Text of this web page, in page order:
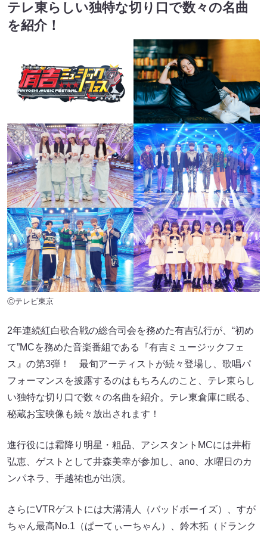
テレ東らしい独特な切り口で数々の名曲
を紹介！
Ⓒテレビ東京
2年連続紅白歌合戦の総合司会を務めた有吉弘行が、“初め
て”MCを務めた音楽番組である『有吉ミュージックフェ
ス』の第3弾！ 最旬アーティストが続々登場し、歌唱パ
フォーマンスを披露するのはもちろんのこと、テレ東らし
い独特な切り口で数々の名曲を紹介。テレ東倉庫に眠る、
秘蔵お宝映像も続々放出されます！
進行役には霜降り明星・粗品、アシスタントMCには井桁
弘恵、ゲストとして井森美幸が参加し、ano、水曜日のカ
ンパネラ、手越祐也が出演。
さらにVTRゲストには大溝清人（バッドボーイズ）、すが
ちゃん最高No.1（ぱーてぃーちゃん）、鈴木拓（ドランク